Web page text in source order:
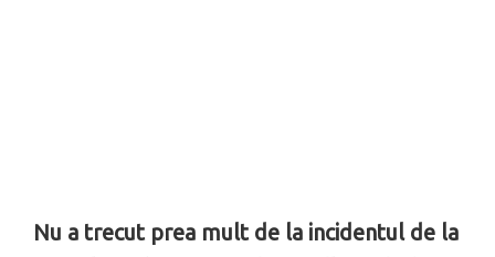
Nu a trecut prea mult de la incidentul de la